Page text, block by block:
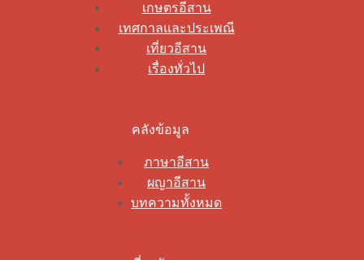
เกษตรอีสาน
เทศกาลและประเพณี
เที่ยวอีสาน
เรื่องทั่วไป
คลังข้อมูล
ภาษาอีสาน
ผญาอีสาน
บทความทั้งหมด